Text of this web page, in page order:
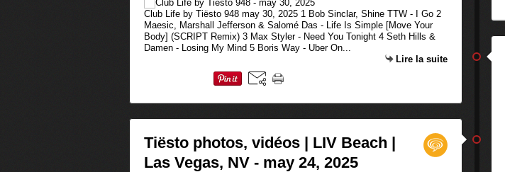
Club Life by Tiësto 948 may 30, 2025 1 Bob Sinclar, Shine TTW - I Go 2
Maesic, Marshall Jefferson & Salomé Das - Life Is Simple [Move Your
Body] (SCRIPT Remix) 3 Max Styler - Need You Tonight 4 Seth Hills &
Damen - Losing My Mind 5 Boris Way - Uber On...
Lire la suite
Tiësto photos, vidéos | LIV Beach |
Las Vegas, NV - may 24, 2025